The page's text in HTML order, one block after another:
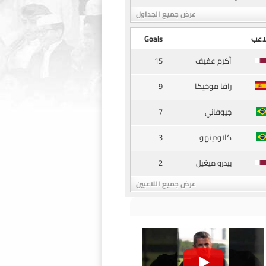
عرض جميع الجداول
Goals
أكرم عفيف
15
رافا موخيكا
9
جيوفاني
7
كلاودينهو
3
بيدرو ميغيل
2
عرض جميع اللاعبين